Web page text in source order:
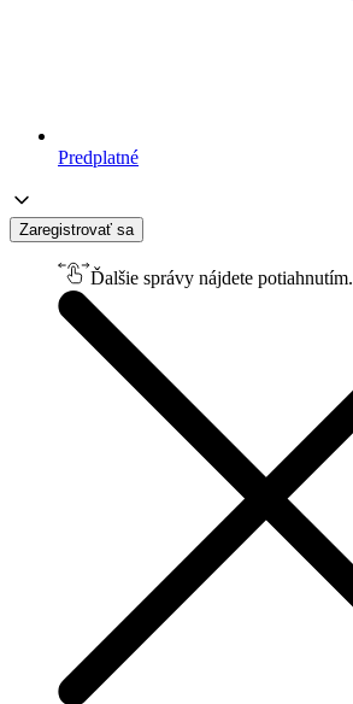
Predplatné
Zaregistrovať sa
Ďalšie správy nájdete potiahnutím.